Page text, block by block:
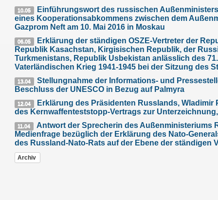
10.05
Einführungswort des russischen
eines Kooperationsabkommens zwischen dem
Gazprom Neft am 10. Mai 2016 in Moskau
06.05
Erklärung der ständigen OSZE-Vertreter der
Republik Kasachstan, Kirgisischen Republik, der
Turkmenistans, Republik Usbekistan anlässlich des
Vaterländischen Krieg 1941-1945 bei der Sitzung des
13.04
Stellungnahme der Informations- und
Beschluss der UNESCO in Bezug auf Palmyra
12.04
Erklärung des Präsidenten Russlands,
des Kernwaffenteststopp-Vertrags zur Unterzeichnung,
11.04
Antwort der Sprecherin des Außenministeriums
Medienfrage bezüglich der Erklärung des Nato-
des Russland-Nato-Rats auf der Ebene der ständigen
Archiv